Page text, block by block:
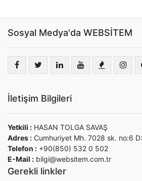
Sosyal Medya'da WEBSİTEM
İletişim Bilgileri
Yetkili : HASAN TOLGA SAVAŞ
Adres : Cumhuriyet Mh. 7028 sk. no:6
Telefon : +90(850) 532 0 502
E-Mail : bilgi@websitem.com.tr
Gerekli linkler